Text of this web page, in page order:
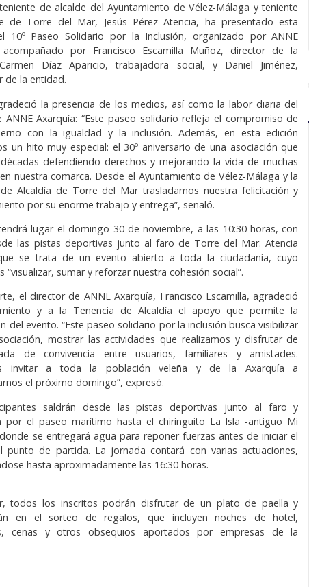
de alcalde del Ayuntamiento de Vélez-Málaga y teniente
de Torre del Mar, Jesús Pérez Atencia, ha presentado esta
10º Paseo Solidario por la Inclusión, organizado por ANNE
acompañado por Francisco Escamilla Muñoz, director de la
Díaz Aparicio, trabajadora social, y Daniel Jiménez,
de la entidad.
la presencia de los medios, así como la labor diaria del
ANNE Axarquía: “Este paseo solidario refleja el compromiso de
con la igualdad y la inclusión. Además, en esta edición
un hito muy especial: el 30º aniversario de una asociación que
defendiendo derechos y mejorando la vida de muchas
nuestra comarca. Desde el Ayuntamiento de Vélez-Málaga y la
Alcaldía de Torre del Mar trasladamos nuestra felicitación y
por su enorme trabajo y entrega”, señaló.
lugar el domingo 30 de noviembre, a las 10:30 horas, con
las pistas deportivas junto al faro de Torre del Mar. Atencia
se trata de un evento abierto a toda la ciudadanía, cuyo
“visualizar, sumar y reforzar nuestra cohesión social”.
el director de ANNE Axarquía, Francisco Escamilla, agradeció
y a la Tenencia de Alcaldía el apoyo que permite la
del evento. “Este paseo solidario por la inclusión busca visibilizar
mostrar las actividades que realizamos y disfrutar de
de convivencia entre usuarios, familiares y amistades.
invitar a toda la población veleña y de la Axarquía a
el próximo domingo”, expresó.
saldrán desde las pistas deportivas junto al faro y
por el paseo marítimo hasta el chiringuito La Isla -antiguo Mi
se entregará agua para reponer fuerzas antes de iniciar el
punto de partida. La jornada contará con varias actuaciones,
hasta aproximadamente las 16:30 horas.
todos los inscritos podrán disfrutar de un plato de paella y
en el sorteo de regalos, que incluyen noches de hotel,
cenas y otros obsequios aportados por empresas de la